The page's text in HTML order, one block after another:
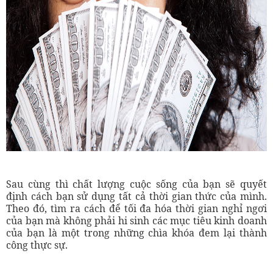
Sau cùng thì chất lượng cuộc sống của bạn sẽ quyết
định cách bạn sử dụng tất cả thời gian thức của mình.
Theo đó, tìm ra cách để tối đa hóa thời gian nghỉ ngơi
của bạn mà không phải hi sinh các mục tiêu kinh doanh
của bạn là một trong những chìa khóa đem lại thành
công thực sự.